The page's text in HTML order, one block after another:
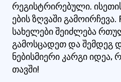
რეგისტრირებული.
ების ზღვაში
სახელები შეიძლება
გამოსცადეთ და შემდეგ
ნებისმიერი კარგი
თავში!